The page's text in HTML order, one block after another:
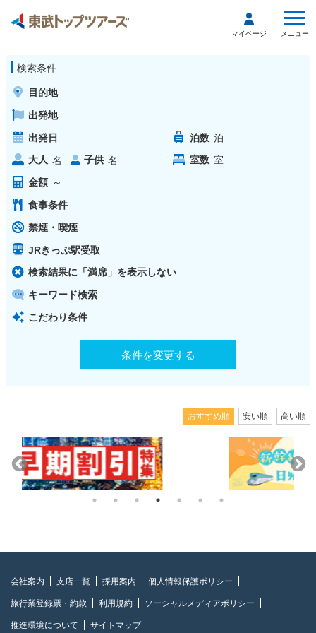
マイページ メニュー
検索条件
目的地
出発地
出発日
泊数 泊
大人 名 子供 名 室数 室
金額 ～
食事条件
禁煙・喫煙
JRきっぷ駅受取
検索結果に「満席」を表示しない
キーワード検索
こだわり条件
条件を変更する
おすすめ順 安い順 高い順
会社案内 支店一覧 採用案内 個人情報保護ポリシー
旅行業登録票・約款 利用規約 ソーシャルメディアポリシー
推進環境について サイトマップ